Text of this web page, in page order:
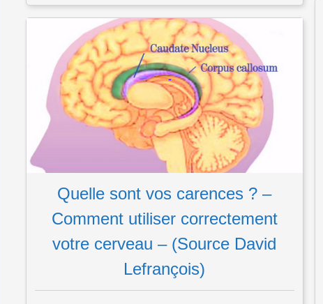
Quelle sont vos carences ? –
Comment utiliser correctement
votre cerveau – (Source David
Lefrançois)